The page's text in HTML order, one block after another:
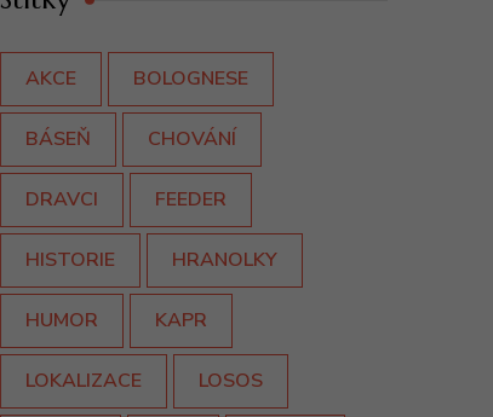
AKCE BOLOGNESE
BÁSEŇ CHOVÁNÍ
DRAVCI FEEDER
HISTORIE HRANOLKY
HUMOR KAPR
LOKALIZACE LOSOS